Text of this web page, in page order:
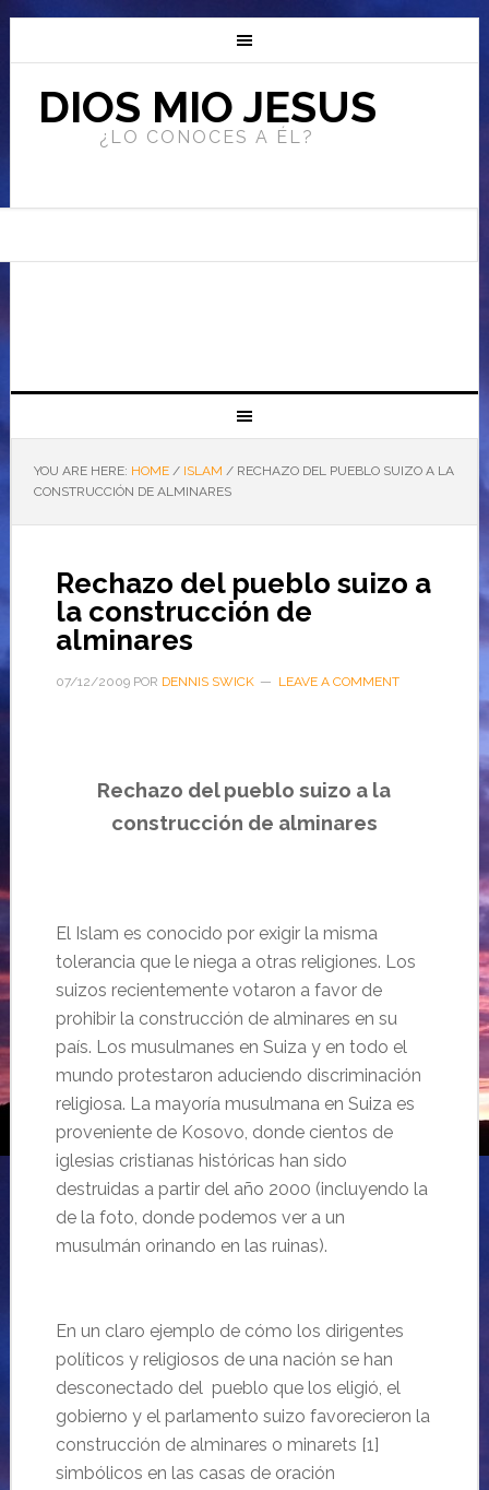
DIOS MIO JESUS
¿LO CONOCES A ÉL?
YOU ARE HERE: HOME / ISLAM /RECHAZO DEL PUEBLO SUIZO A LA
CONSTRUCCIÓN DE ALMINARES
Rechazo del pueblo suizo a
la construcción de
alminares
07/12/2009POR DENNIS SWICK LEAVE A COMMENT
Rechazo del pueblo suizo a la
construcción de alminares
El Islam es conocido por exigir la misma
tolerancia que le niega a otras religiones. Los
suizos recientemente votaron a favor de
prohibir la construcción de alminares en su
país. Los musulmanes en Suiza y en todo el
mundo protestaron aduciendo discriminación
religiosa. La mayoría musulmana en Suiza es
proveniente de Kosovo, donde cientos de
iglesias cristianas históricas han sido
destruidas a partir del año 2000 (incluyendo la
de la foto, donde podemos ver a un
musulmán orinando en las ruinas).
En un claro ejemplo de cómo los dirigentes
políticos y religiosos de una nación se han
desconectado del pueblo que los eligió, el
gobierno y el parlamento suizo favorecieron la
construcción de alminares o minarets [1]
simbólicos en las casas de oración